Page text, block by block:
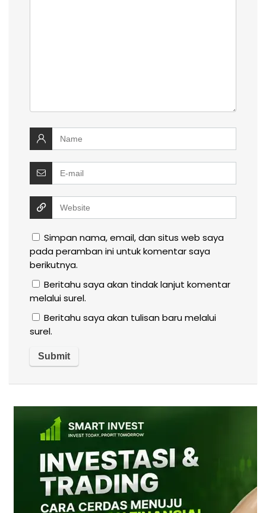
Simpan nama, email, dan situs web saya
pada peramban ini untuk komentar saya
berikutnya.
Beritahu saya akan tindak lanjut komentar
melalui surel.
Beritahu saya akan tulisan baru melalui
surel.